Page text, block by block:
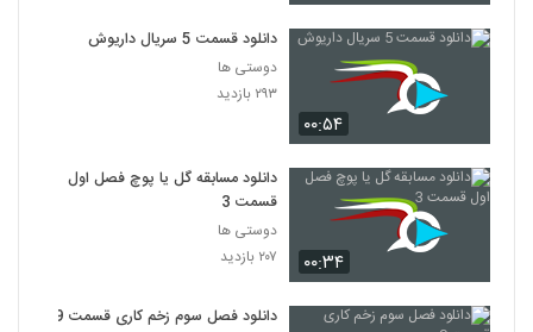
۰۰:۵۴
دانلود قسمت 5 سریال داریوش
دوستی ها
۲۹۳ بازدید
۰۰:۳۴
دانلود مسابقه گل یا پوچ فصل اول
قسمت 3
دوستی ها
۲۰۷ بازدید
دانلود فصل سوم زخم کاری قسمت 9